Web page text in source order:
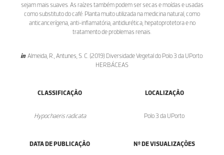
sejam mais suaves. As raízes também podem ser secas e moídas e usadas
como substituto do café. Planta muito utilizada na medicina natural, como
anticancerígena, anti-inflamatória, antidiurética, hepatoprotetora e no
tratamento de problemas renais.
in: Almeida, R., Antunes, S. C. (2019) Diversidade Vegetal do Polo 3 da UPorto:
HERBÁCEAS
CLASSIFICAÇÃO
Hypochaeris radicata
LOCALIZAÇÃO
Polo 3 da UPorto
DATA DE PUBLICAÇÃO Nº DE VISUALIZAÇÕES